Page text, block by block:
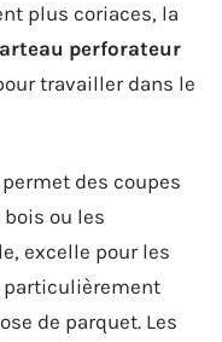
plus coriaces, la
perforateur
travailler dans le
permet des coupes
ou les
excelle pour les
particulièrement
de parquet. Les